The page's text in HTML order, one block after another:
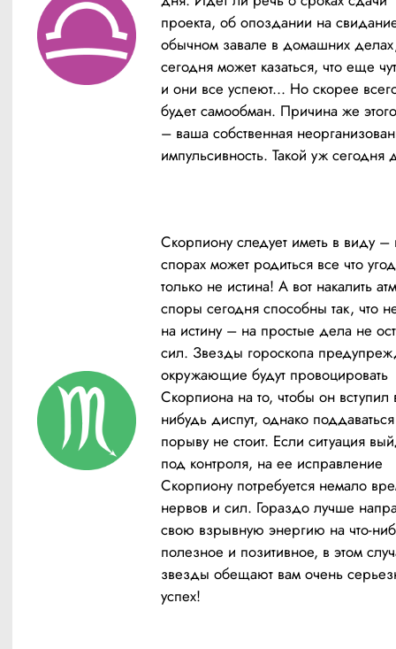
проекта, об опоздании на
обычном завале в домашних
сегодня может казаться, что еще
и они все успеют... Но скорее
будет самообман. Причина же
– ваша собственная
импульсивность. Такой уж сегодня
Скорпиону следует иметь в виду –
спорах может родиться все что
только не истина! А вот накалить
споры сегодня способны так, что
на истину – на простые дела не
сил. Звезды гороскопа
окружающие будут провоцировать
Скорпиона на то, чтобы он вступил
нибудь диспут, однако
порыву не стоит. Если ситуация
под контроля, на ее исправление
Скорпиону потребуется немало
нервов и сил. Гораздо лучше
свою взрывную энергию на что-
полезное и позитивное, в этом
звезды обещают вам очень
успех!